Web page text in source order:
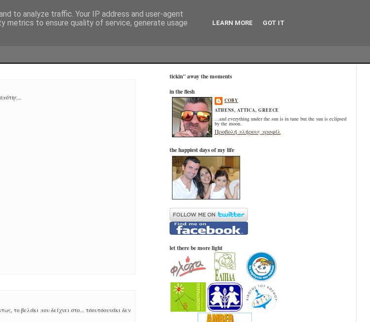
το βελάκι που δείχνει στο... τσουτσουνάκι δεν
tickin" away the moments
in the flesh
COBY
ATHENS, ATTICA, GREECE
...and everything under the sun is in tune but the sun is eclipsed
by the moon.
Προβολή πλήρους προφίλ
the happiest days of my life
let there be more light
to analyze traffic. Your IP address and user-agent
metrics to ensure quality of service, generate usage
LEARN MORE GOT IT